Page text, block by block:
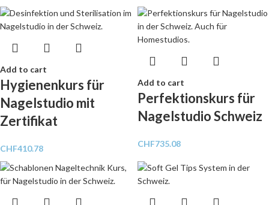
Add to cart
Hygienenkurs für
Nagelstudio mit
Zertifikat
CHF410.78
Add to cart
Perfektionskurs für
Nagelstudio Schweiz
CHF735.08